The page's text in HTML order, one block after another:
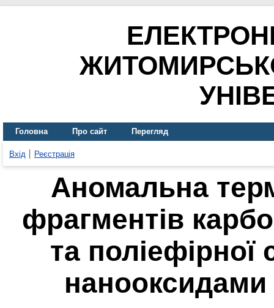
Головна Про сайт Перегляд
Вхід Реєстрація
Аномальна
фрагментів
та